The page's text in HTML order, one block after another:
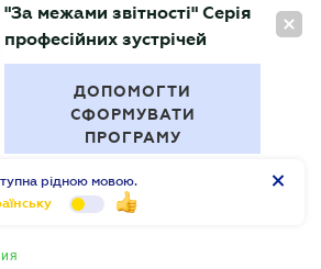
RU
"За межами звітності" Серія
професійних зустрічей
ДОПОМОГТИ
СФОРМУВАТИ
ПРОГРАМУ
рідною мовою.